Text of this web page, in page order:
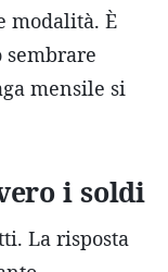
modalità. È
sembrare
mensile si
i soldi
La risposta